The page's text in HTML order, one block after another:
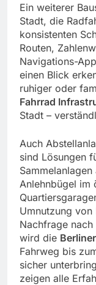
Ein weiterer
Stadt, die
konsistenten
Routen,
Navigations-
einen Blick
ruhiger oder
Fahrrad
Stadt –
Auch
sind Lösungen
Anlehnbügel im
Umnutzung
Nachfrage
wird die
Fahrweg bis
sicher
zeigen alle